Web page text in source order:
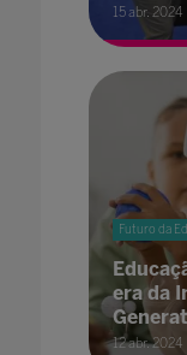
15 abr. 2024
Futuro da
era da
12 abr. 2024